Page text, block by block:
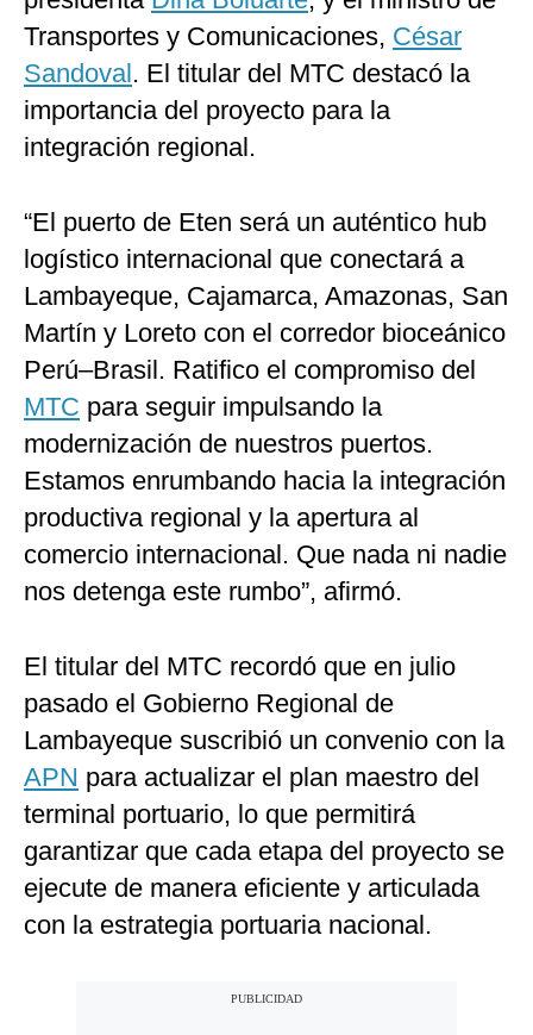
Transportes y Comunicaciones, César
Sandoval. El titular del MTC destacó la
importancia del proyecto para la
integración regional.
“El puerto de Eten será un auténtico hub
logístico internacional que conectará a
Lambayeque, Cajamarca, Amazonas, San
Martín y Loreto con el corredor bioceánico
Perú–Brasil. Ratifico el compromiso del
MTC para seguir impulsando la
modernización de nuestros puertos.
Estamos enrumbando hacia la integración
productiva regional y la apertura al
comercio internacional. Que nada ni nadie
nos detenga este rumbo”, afirmó.
El titular del MTC recordó que en julio
pasado el Gobierno Regional de
Lambayeque suscribió un convenio con la
APN para actualizar el plan maestro del
terminal portuario, lo que permitirá
garantizar que cada etapa del proyecto se
ejecute de manera eficiente y articulada
con la estrategia portuaria nacional.